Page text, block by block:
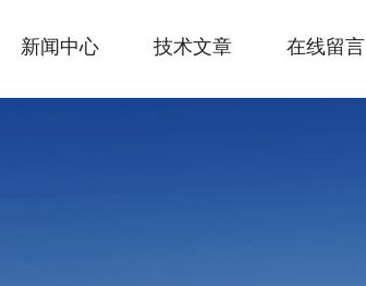
新闻中心 技术文章 在线留言